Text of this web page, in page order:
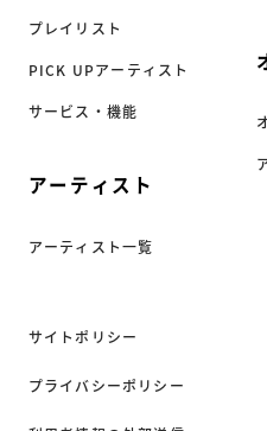
プレイリスト
PICK UPアーティスト
サービス・機能
アーティスト
アーティスト一覧
サイトポリシー
プライバシーポリシー